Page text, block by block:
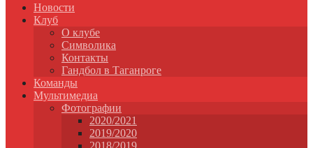
Новости
Клуб
О клубе
Символика
Контакты
Гандбол в Таганроге
Команды
Мультимедиа
Фотографии
2020/2021
2019/2020
2018/2019